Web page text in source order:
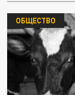
ОБЩЕСТВО